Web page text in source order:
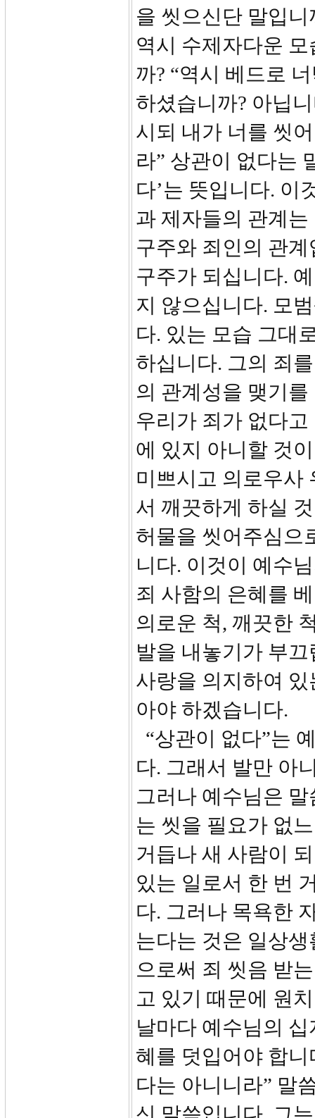
을 씻으신단 말입
역시 수제자다운
까? “역시 베드로
하셨습니까? 아닙
시되 내가 너를 씻
라” 상관이 없다는
다’는 뜻입니다. 이
과 제자들의 관계
구주와 죄인의 관
구주가 되십니다.
지 않으십니다. 모
다. 있는 모습 그대
하십니다. 그의 죄
의 관계성을 맺기
우리가 죄가 없다
에 있지 아니할 것
미쁘시고 의로우사
서 깨끗하게 하실
허물을 씻어주심으
니다. 이것이 예수
죄 사함의 은혜를
의로운 척, 깨끗한
발을 내놓기가 부
사랑을 의지하여
아야 하겠습니다.
“상관이 없다”는
다. 그래서 발만 아
그러나 예수님은
는 씻을 필요가 없
거듭나 새 사람이
있는 일로서 한 번
다. 그러나 목욕한
는다는 것은 일상
으로써 죄 씻음 받
고 있기 때문에 원
날마다 예수님의
혜를 덧입어야 합
다는 아니니라” 말